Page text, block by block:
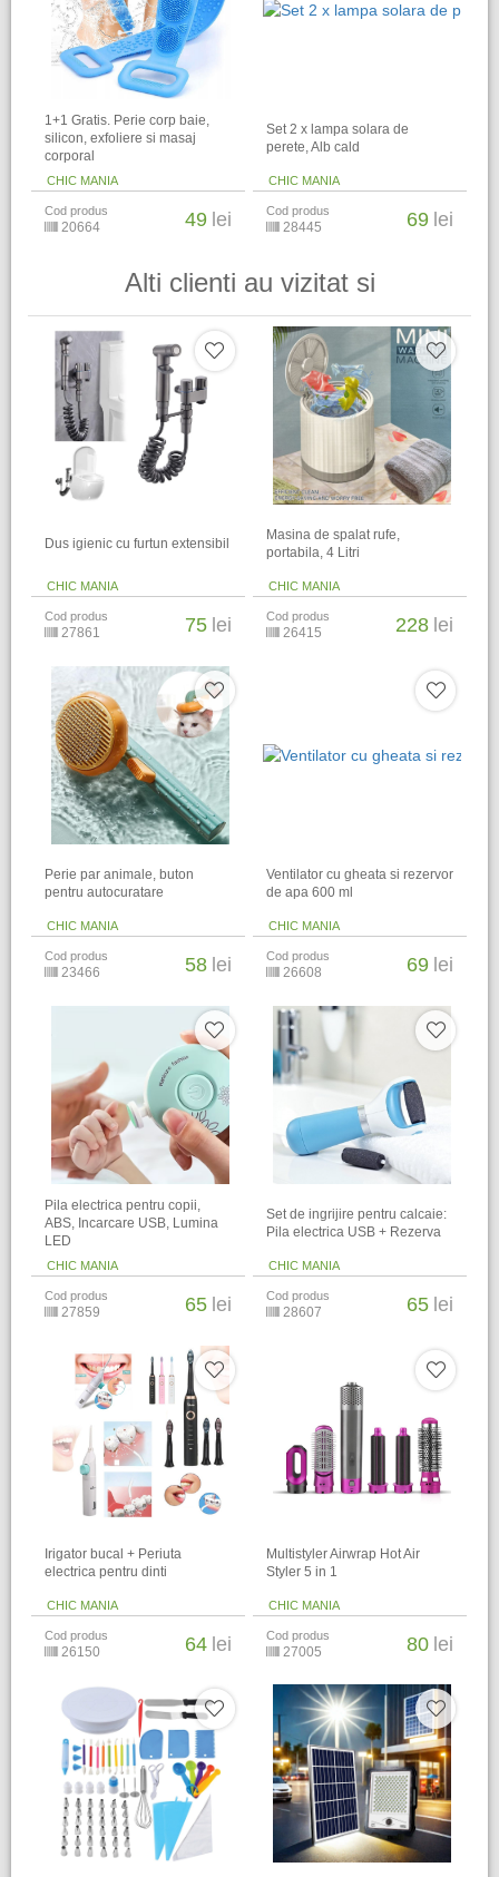
1+1 Gratis. Perie corp baie,
silicon, exfoliere si masaj
corporal
CHIC MANIA
Cod produs
20664 49 lei
Set 2 x lampa solara de
perete, Alb cald
CHIC MANIA
Cod produs
28445 69 lei
Alti clienti au vizitat si
Dus igienic cu furtun extensibil
CHIC MANIA
Cod produs
27861 75 lei
Masina de spalat rufe,
portabila, 4 Litri
CHIC MANIA
Cod produs
26415 228 lei
Perie par animale, buton
pentru autocuratare
CHIC MANIA
Cod produs
23466 58 lei
Ventilator cu gheata si rezervor
de apa 600 ml
CHIC MANIA
Cod produs
26608 69 lei
Pila electrica pentru copii,
ABS, Incarcare USB, Lumina
LED
CHIC MANIA
Cod produs
27859 65 lei
Set de ingrijire pentru calcaie:
Pila electrica USB + Rezerva
CHIC MANIA
Cod produs
28607 65 lei
Irigator bucal + Periuta
electrica pentru dinti
CHIC MANIA
Cod produs
26150 64 lei
Multistyler Airwrap Hot Air
Styler 5 in 1
CHIC MANIA
Cod produs
27005 80 lei